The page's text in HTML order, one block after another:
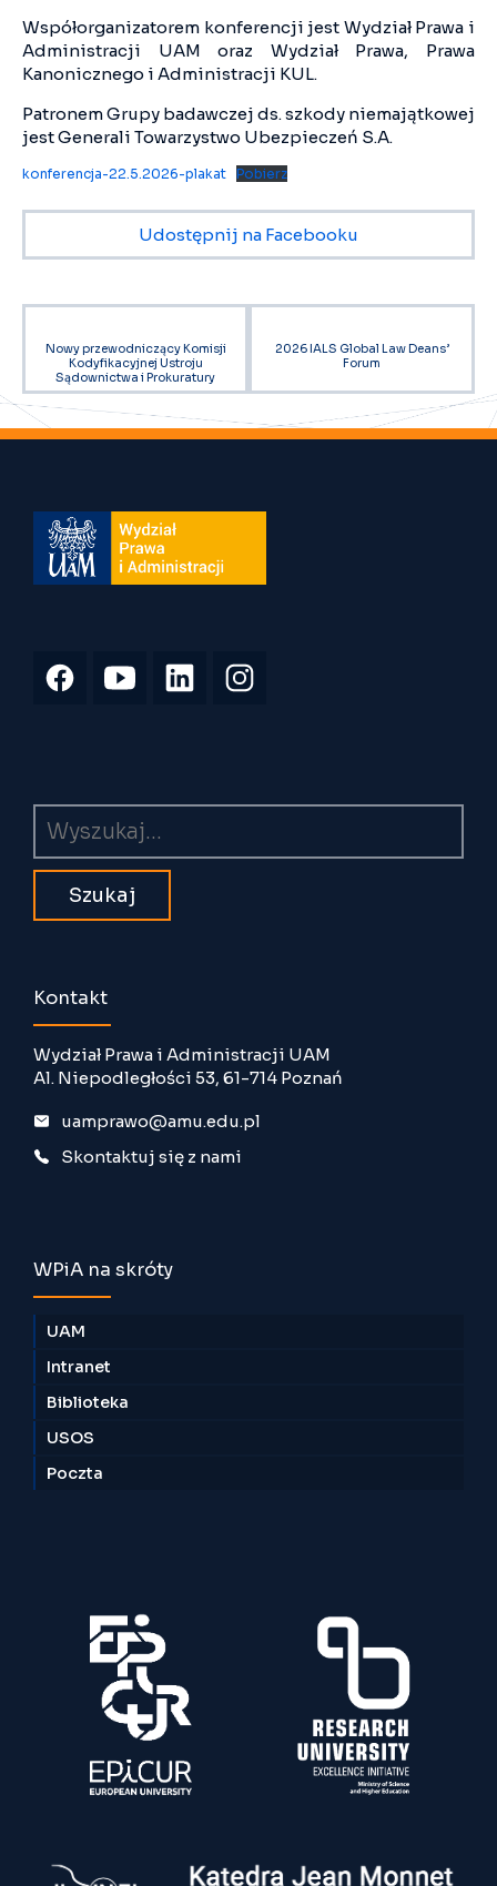
Współorganizatorem konferencji jest Wydział Prawa i
Administracji UAM oraz Wydział Prawa, Prawa
Kanonicznego i Administracji KUL.
Patronem Grupy badawczej ds. szkody niemajątkowej
jest Generali Towarzystwo Ubezpieczeń S.A.
konferencja-22.5.2026-plakat Pobierz
Udostępnij na Facebooku
Nowy przewodniczący Komisji
Kodyfikacyjnej Ustroju
Sądownictwa i Prokuratury
2026 IALS Global Law Deans’
Forum
Wyszukiwarka
Kontakt
Wydział Prawa i Administracji UAM
Al. Niepodległości 53, 61-714 Poznań
uamprawo@amu.edu.pl
Skontaktuj się z nami
WPiA na skróty
UAM
Intranet
Biblioteka
USOS
Poczta